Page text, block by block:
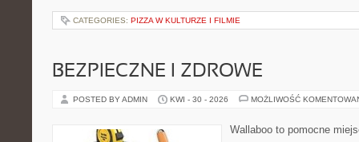
CATEGORIES: PIZZA W KULTURZE I FILMIE
BEZPIECZNE I ZDROWE
POSTED BY ADMIN KWI - 30 - 2026 MOŻLIWOŚĆ
Wallaboo to pomocne